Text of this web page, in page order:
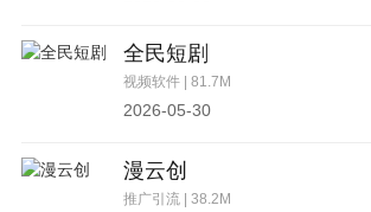
全民短剧
视频软件 | 81.7M
2026-05-30
漫云创
推广引流 | 38.2M